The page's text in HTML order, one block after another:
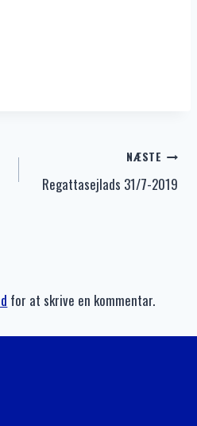
NÆSTE
Regattasejlads 31/7-2019
for at skrive en kommentar.